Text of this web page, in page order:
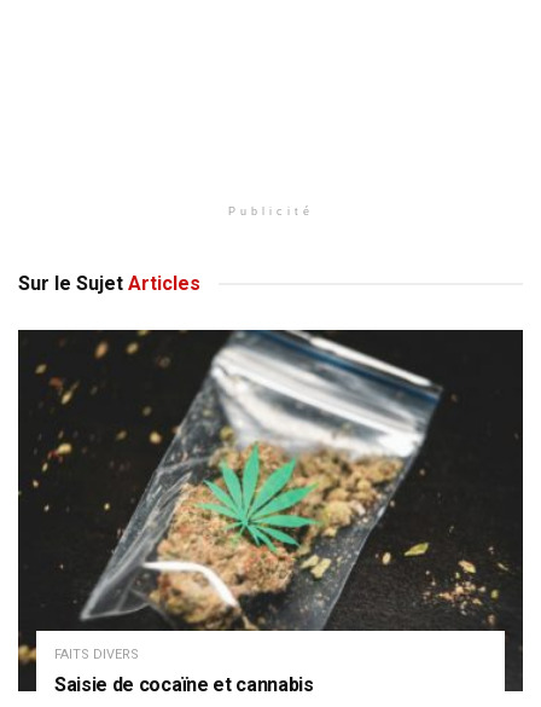
Publicité
Sur le Sujet Articles
FAITS DIVERS
Saisie de cocaïne et cannabis